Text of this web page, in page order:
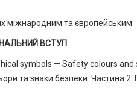
міжнародним та європейським
ВСТУП
symbols — Safety colours
та знаки безпеки. Частина